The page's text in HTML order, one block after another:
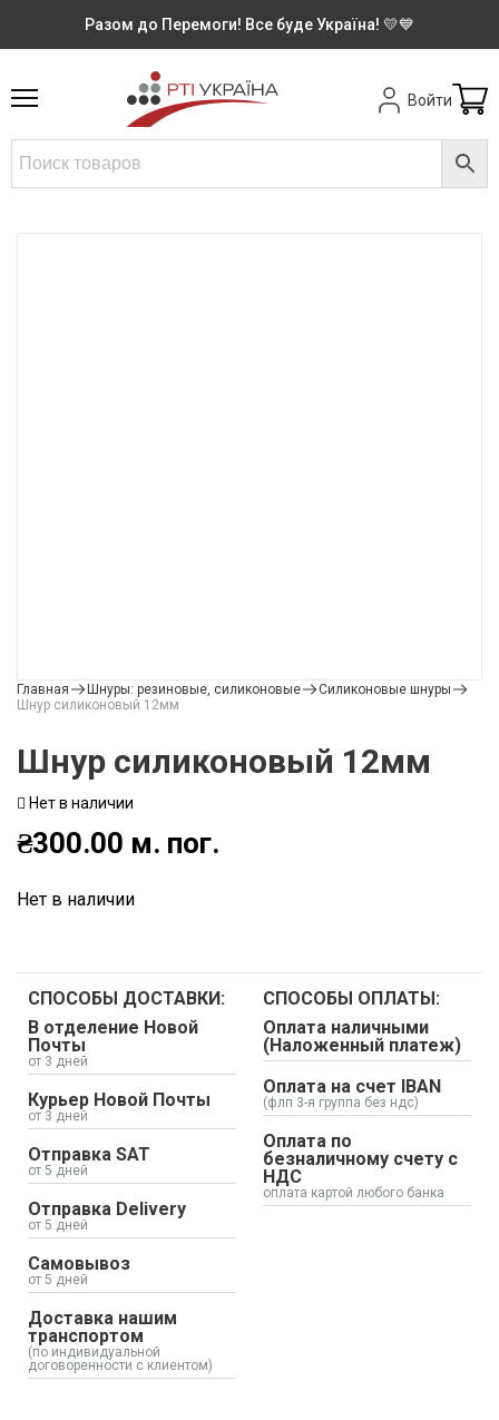
Разом до Перемоги! Все буде Україна! 💛💙
Войти
Главная Шнуры: резиновые, силиконовые
Силиконовые шнуры
Шнур силиконовый 12мм
Шнур силиконовый 12мм
Нет в наличии
₴300.00 м. пог.
Нет в наличии
СПОСОБЫ ДОСТАВКИ:
В отделение Новой
Почты
от 3 дней
Курьер Новой Почты
от 3 дней
Отправка SAT
от 5 дней
Отправка Delivery
от 5 дней
Самовывоз
от 5 дней
Доставка нашим
транспортом
(по индивидуальной
договоренности с клиентом)
СПОСОБЫ ОПЛАТЫ:
Оплата наличными
(Наложенный платеж)
Оплата на счет IBAN
(флп 3-я группа без ндс)
Оплата по
безналичному счету с
НДС
оплата картой любого банка